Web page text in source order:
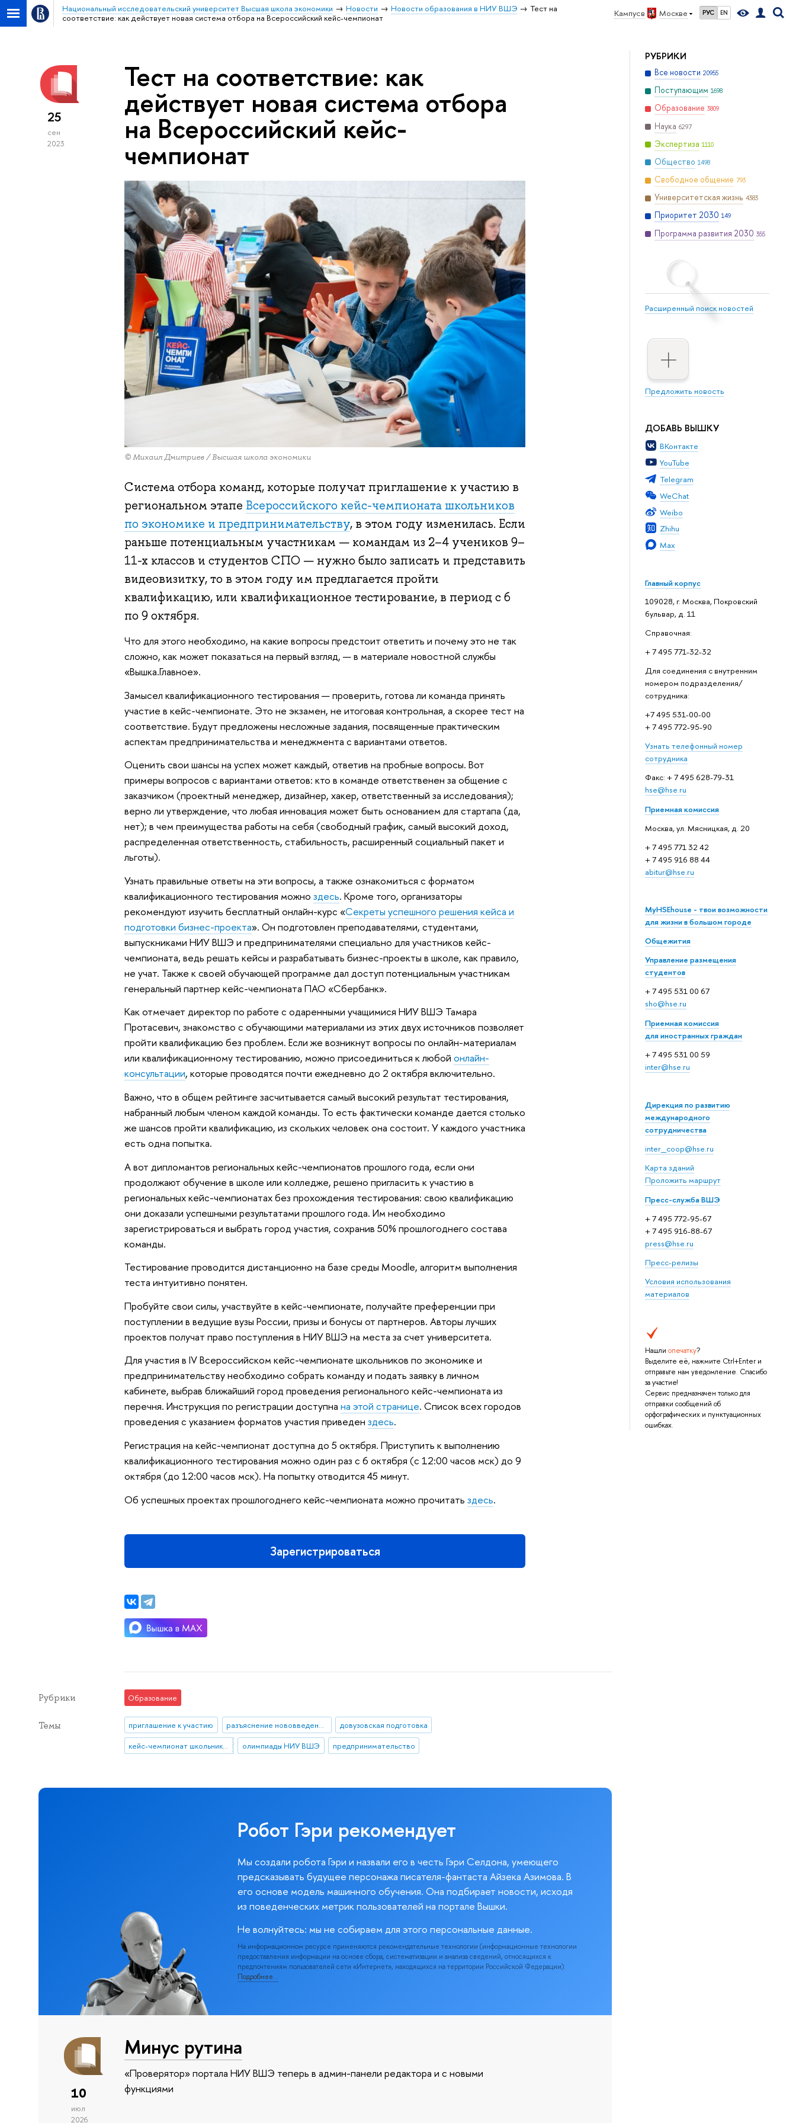
Кампус в Москве РУС EN
Национальный исследовательский университет Высшая школа экономики Новости Новости образования в НИУ ВШЭ
Тест на
соответствие: как действует новая система отбора на Всероссийский кейс-чемпионат
РУБРИКИ
Все новости 20955
Поступающим 1698
Образование 3809
Наука 6297
Экспертиза 1110
Общество 1498
Свободное общение 793
Университетская жизнь 4383
Приоритет 2030 149
Программа развития 2030 355
Расширенный поиск новостей
Предложить новость
ДОБАВЬ ВЫШКУ
ВКонтакте
YouTube
Telegram
WeChat
Weibo
Zhihu
Max
Главный корпус
109028, г. Москва, Покровский
бульвар, д. 11
Справочная:
+ 7 495 771-32-32
Для соединения с внутренним
номером подразделения/
сотрудника:
+7 495 531-00-00
+ 7 495 772-95-90
Узнать телефонный номер
сотрудника
Факс: + 7 495 628-79-31
hse@hse.ru
Приемная комиссия
Москва, ул. Мясницкая, д. 20
+ 7 495 771 32 42
+ 7 495 916 88 44
abitur@hse.ru
MyHSEhouse - твои возможности
для жизни в большом городе
Общежития
Управление размещения
студентов
+ 7 495 531 00 67
sho@hse.ru
Приемная комиссия
для иностранных граждан
+ 7 495 531 00 59
inter@hse.ru
Дирекция по развитию
международного
сотрудничества
inter_coop@hse.ru
Карта зданий
Проложить маршрут
Пресс-служба ВШЭ
+ 7 495 772-95-67
+ 7 495 916-88-67
press@hse.ru
Пресс-релизы
Условия использования
материалов
Нашли опечатку?
Выделите её, нажмите Ctrl+Enter и
отправьте нам уведомление. Спасибо
за участие!
Сервис предназначен только для
отправки сообщений об
орфографических и пунктуационных
ошибках.
25
сен
2023
Тест на соответствие: как
действует новая система отбора
на Всероссийский кейс-
чемпионат
© Михаил Дмитриев / Высшая школа экономики
Система отбора команд, которые получат приглашение к участию в
региональном этапе Всероссийского кейс-чемпионата школьников
по экономике и предпринимательству, в этом году изменилась. Если
раньше потенциальным участникам — командам из 2–4 учеников 9–
11-х классов и студентов СПО — нужно было записать и представить
видеовизитку, то в этом году им предлагается пройти
квалификацию, или квалификационное тестирование, в период с 6
по 9 октября.
Что для этого необходимо, на какие вопросы предстоит ответить и почему это не так
сложно, как может показаться на первый взгляд, — в материале новостной службы
«Вышка.Главное».
Замысел квалификационного тестирования — проверить, готова ли команда принять
участие в кейс-чемпионате. Это не экзамен, не итоговая контрольная, а скорее тест на
соответствие. Будут предложены несложные задания, посвященные практическим
аспектам предпринимательства и менеджмента с вариантами ответов.
Оценить свои шансы на успех может каждый, ответив на пробные вопросы. Вот
примеры вопросов с вариантами ответов: кто в команде ответственен за общение с
заказчиком (проектный менеджер, дизайнер, хакер, ответственный за исследования);
верно ли утверждение, что любая инновация может быть основанием для стартапа (да,
нет); в чем преимущества работы на себя (свободный график, самый высокий доход,
распределенная ответственность, стабильность, расширенный социальный пакет и
льготы).
Узнать правильные ответы на эти вопросы, а также ознакомиться с форматом
квалификационного тестирования можно здесь. Кроме того, организаторы
рекомендуют изучить бесплатный онлайн-курс «Секреты успешного решения кейса и
подготовки бизнес-проекта». Он подготовлен преподавателями, студентами,
выпускниками НИУ ВШЭ и предпринимателями специально для участников кейс-
чемпионата, ведь решать кейсы и разрабатывать бизнес-проекты в школе, как правило,
не учат. Также к своей обучающей программе дал доступ потенциальным участникам
генеральный партнер кейс-чемпионата ПАО «Сбербанк».
Как отмечает директор по работе с одаренными учащимися НИУ ВШЭ Тамара
Протасевич, знакомство с обучающими материалами из этих двух источников позволяет
пройти квалификацию без проблем. Если же возникнут вопросы по онлайн-материалам
или квалификационному тестированию, можно присоединиться к любой онлайн-
консультации, которые проводятся почти ежедневно до 2 октября включительно.
Важно, что в общем рейтинге засчитывается самый высокий результат тестирования,
набранный любым членом каждой команды. То есть фактически команде дается столько
же шансов пройти квалификацию, из скольких человек она состоит. У каждого участника
есть одна попытка.
А вот дипломантов региональных кейс-чемпионатов прошлого года, если они
продолжают обучение в школе или колледже, решено пригласить к участию в
региональных кейс-чемпионатах без прохождения тестирования: свою квалификацию
они доказали успешными результатами прошлого года. Им необходимо
зарегистрироваться и выбрать город участия, сохранив 50% прошлогоднего состава
команды.
Тестирование проводится дистанционно на базе среды Moodle, алгоритм выполнения
теста интуитивно понятен.
Пробуйте свои силы, участвуйте в кейс-чемпионате, получайте преференции при
поступлении в ведущие вузы России, призы и бонусы от партнеров. Авторы лучших
проектов получат право поступления в НИУ ВШЭ на места за счет университета.
Для участия в IV Всероссийском кейс-чемпионате школьников по экономике и
предпринимательству необходимо собрать команду и подать заявку в личном
кабинете, выбрав ближайший город проведения регионального кейс-чемпионата из
перечня. Инструкция по регистрации доступна на этой странице. Список всех городов
проведения с указанием форматов участия приведен здесь.
Регистрация на кейс-чемпионат доступна до 5 октября. Приступить к выполнению
квалификационного тестирования можно один раз с 6 октября (с 12:00 часов мск) до 9
октября (до 12:00 часов мск). На попытку отводится 45 минут.
Об успешных проектах прошлогоднего кейс-чемпионата можно прочитать здесь.
Зарегистрироваться
Рубрики Образование
Темы приглашение к участию разъяснение нововведения
довузовская подготовка
кейс-чемпионат школьников по экономике и предпринимательству
олимпиады НИУ ВШЭ предпринимательство
Робот Гэри рекомендует
Мы создали робота Гэри и назвали его в честь Гэри Селдона, умеющего
предсказывать будущее персонажа писателя-фантаста Айзека Азимова. В
его основе модель машинного обучения. Она подбирает новости, исходя
из поведенческих метрик пользователей на портале Вышки.
Не волнуйтесь: мы не собираем для этого персональные данные.
На информационном ресурсе применяются рекомендательные технологии (информационные технологии
предоставления информации на основе сбора, систематизации и анализа сведений, относящихся к
предпочтениям пользователей сети «Интернет», находящихся на территории Российской Федерации).
Подробнее…
10
июл
2026
Минус рутина
«Проверятор» портала НИУ ВШЭ теперь в админ-панели редактора и с новыми
функциями